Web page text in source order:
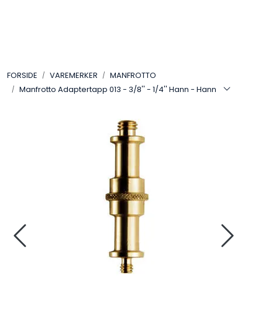
FORSIDE VAREMERKER
MANFROTTO
Manfrotto Adaptertapp 013 - 3/8'' - 1/4'' Hann - Hann
LYD
BRUKT